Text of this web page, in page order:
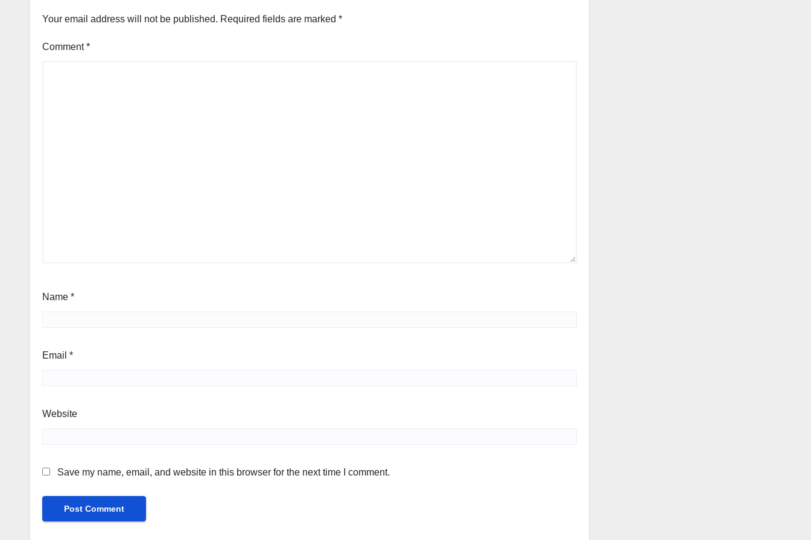
Your email address will not be published. Required fields are marked *
Comment*
Name *
Email *
Website
Save my name, email, and website in this browser for the next time I comment.